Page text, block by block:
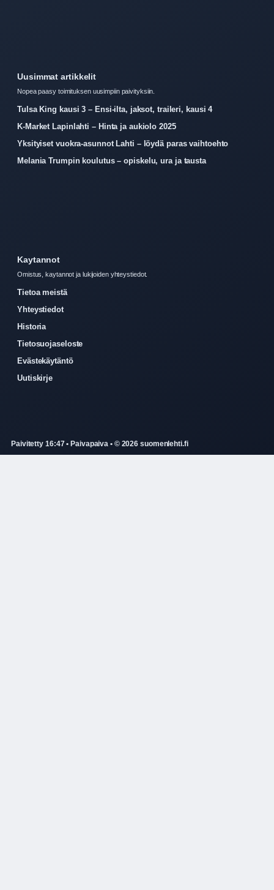
Uusimmat artikkelit
Nopea paasy toimituksen uusimpiin paivityksiin.
Tulsa King kausi 3 – Ensi-ilta, jaksot, traileri, kausi 4
K-Market Lapinlahti – Hinta ja aukiolo 2025
Yksityiset vuokra-asunnot Lahti – löydä paras vaihtoehto
Melania Trumpin koulutus – opiskelu, ura ja tausta
Kaytannot
Omistus, kaytannot ja lukijoiden yhteystiedot.
Tietoa meistä
Yhteystiedot
Historia
Tietosuojaseloste
Evästekäytäntö
Uutiskirje
Paivitetty 16:47 • Paivapaiva • © 2026 suomenlehti.fi